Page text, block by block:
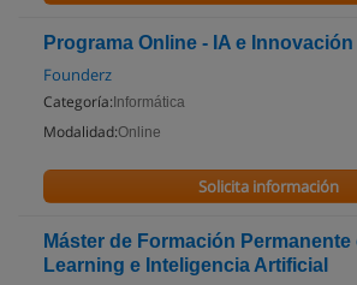
Programa Online - IA e Innovación
Founderz
Categoría: Informática
Modalidad:Online
Solicita información
Máster de Formación Permanente
Learning e Inteligencia Artificial